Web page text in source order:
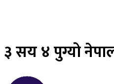
३ सय ४ पुग्यो